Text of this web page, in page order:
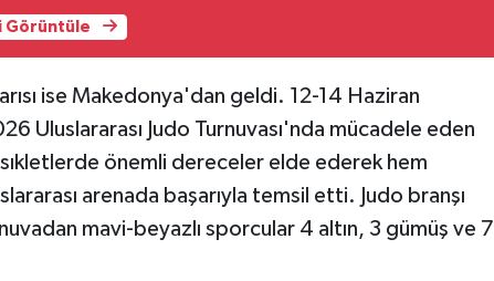
Görüntüle
ise Makedonya'dan geldi. 12-14 Haziran
Uluslararası Judo Turnuvası'nda mücadele eden
sıkletlerde önemli dereceler elde ederek hem
arenada başarıyla temsil etti. Judo branşı
mavi-beyazlı sporcular 4 altın, 3 gümüş ve 7